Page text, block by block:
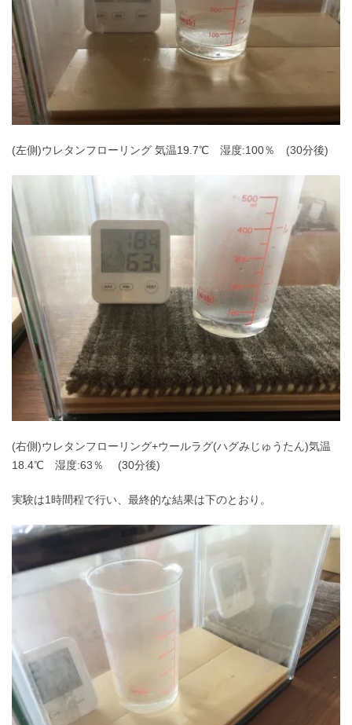
(左側)ウレタンフローリング 気温19.7℃ 湿度:100％ (30分後)
(右側)ウレタンフローリング+ウールラグ(ハグみじゅうたん)気温
18.4℃ 湿度:63％ (30分後)
実験は1時間程で行い、最終的な結果は下のとおり。